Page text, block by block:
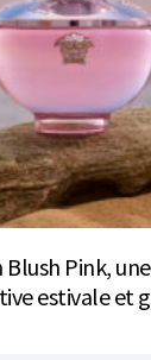
Blush Pink,
estivale et